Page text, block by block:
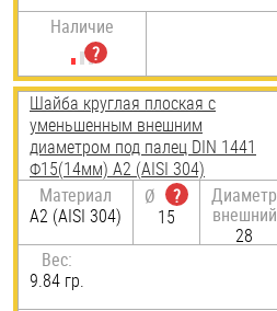
Наличие
Шайба круглая плоская с
уменьшенным внешним
диаметром под палец DIN 1441
Ф15(14мм) А2 (AISI 304)
Материал
А2 (AISI 304)
Ø
?
15
Диаметр
внешний
28
Вес:
9.84 гр.